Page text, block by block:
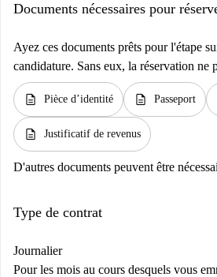
Documents nécessaires pour
Ayez ces documents prêts pour l'étape
candidature. Sans eux, la réservation ne
description Pièce d’identité description Passeport
description Justificatif de revenus
D'autres documents peuvent être
Type de contrat
Journalier
Pour les mois au cours desquels vous